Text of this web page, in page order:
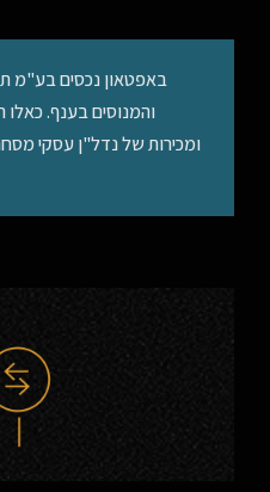
באפטאון נכסים בע"מ
והמנוסים בענף. כאלו
ומכירות של נדל"ן עסקי